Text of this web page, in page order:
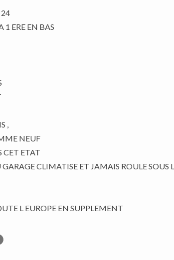
24
ERE EN BAS
,
NEUF
CET ETAT
CLIMATISE ET JAMAIS ROULE SOUS